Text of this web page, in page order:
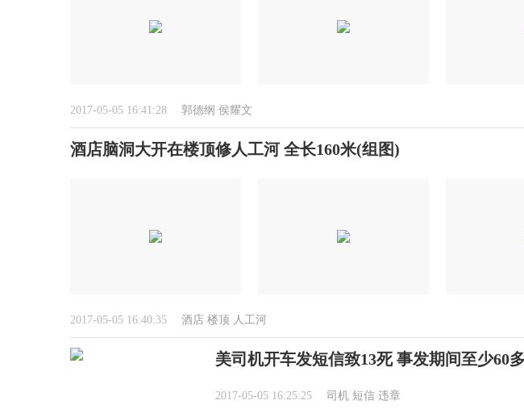
2017-05-05 16:41:28 郭德纲 侯耀文
酒店脑洞大开在楼顶修人工河 全长160米(组图)
2017-05-05 16:40:35 酒店 楼顶 人工河
美司机开车发短信致13死 事发期间至少60
2017-05-05 16:25:25 司机 短信 违章